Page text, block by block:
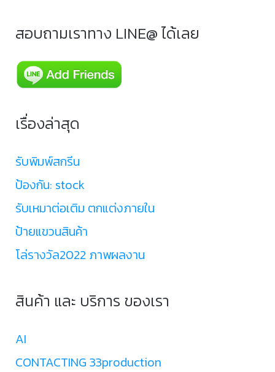
สอบถามเราทาง LINE@ ได้เลย
เรื่องล่าสุด
รับพิมพ์สกรีน
ป้องกัน: stock
รับเหมาต่อเติม ตกแต่งภายใน
ป้ายแขวนสินค้า
โล่รางวัล2022 ภาพผลงาน
สินค้า และ บริการ ของเรา
AI
CONTACTING 33production